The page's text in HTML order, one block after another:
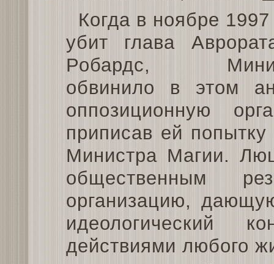
Когда в ноябре
убит глава
Робардс,
обвинило в этом
оппозиционную
приписав ей попытку
Министра Магии.
общественным
организацию,
идеологический
действиями любого